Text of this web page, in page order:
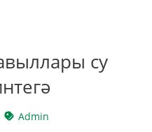
су
Admin